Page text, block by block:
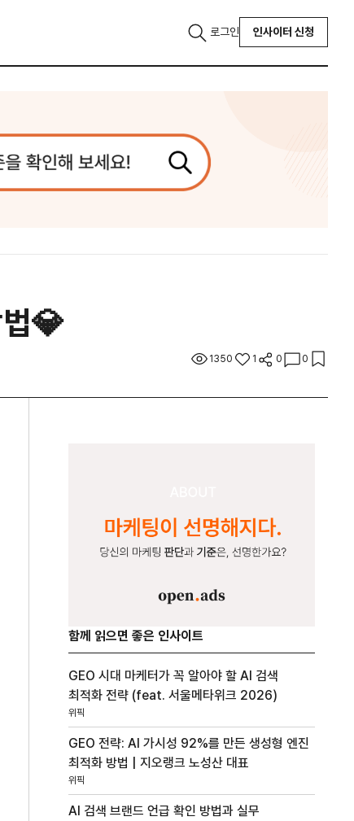
로그인 인사이터 신청
💎
1350 1 0 0
함께 읽으면 좋은 인사이트
GEO 시대 마케터가 꼭 알아야 할 AI 검색
최적화 전략 (feat. 서울메타위크 2026)
위픽
GEO 전략: AI 가시성 92%를 만든 생성형 엔진
최적화 방법 | 지오랭크 노성산 대표
위픽
AI 검색 브랜드 언급 확인 방법과 실무